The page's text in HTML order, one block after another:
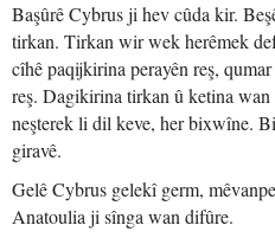
Başûrê Cybrus ji hev cûda kir.
tirkan. Tirkan wir wek herêmek
cîhê paqijkirina perayên reş,
reş. Dagikirina tirkan û ketina
neşterek li dil keve, her bixwîne.
giravê.
Gelê Cybrus gelekî germ,
Anatoulia ji sînga wan difûre.